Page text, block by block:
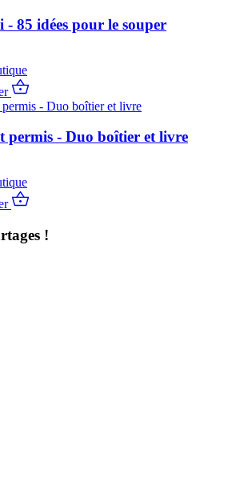
85 idées pour le souper
permis - Duo boîtier et livre
!